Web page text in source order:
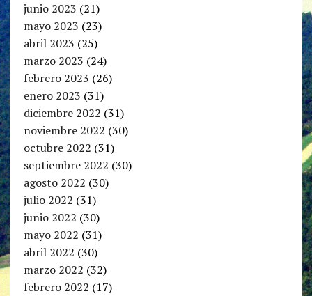
junio 2023 (21)
mayo 2023 (23)
abril 2023 (25)
marzo 2023 (24)
febrero 2023 (26)
enero 2023 (31)
diciembre 2022 (31)
noviembre 2022 (30)
octubre 2022 (31)
septiembre 2022 (30)
agosto 2022 (30)
julio 2022 (31)
junio 2022 (30)
mayo 2022 (31)
abril 2022 (30)
marzo 2022 (32)
febrero 2022 (17)